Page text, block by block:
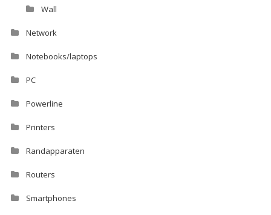
Wall
Network
Notebooks/laptops
PC
Powerline
Printers
Randapparaten
Routers
Smartphones